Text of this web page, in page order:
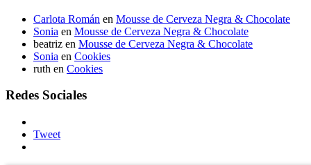
Carlota Román en Mousse de Cerveza Negra & Chocolate
Sonia en Mousse de Cerveza Negra & Chocolate
beatriz en Mousse de Cerveza Negra & Chocolate
Sonia en Cookies
ruth en Cookies
Redes Sociales
Tweet